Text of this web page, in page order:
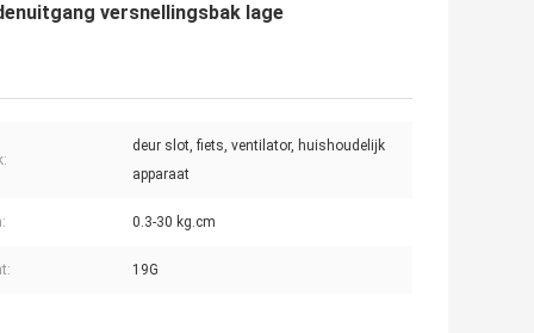
versnellingsbak lage
deur slot, fiets, ventilator, huishoudelijk
apparaat
0.3-30 kg.cm
19G